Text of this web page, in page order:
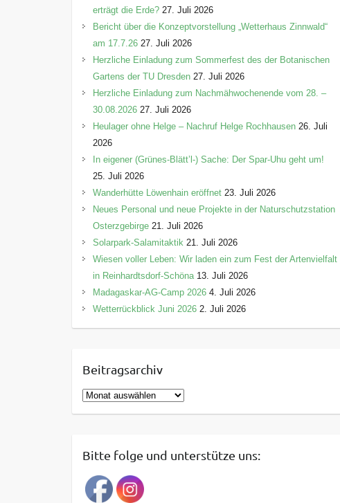
erträgt die Erde? 27. Juli 2026
Bericht über die Konzeptvorstellung „Wetterhaus Zinnwald“
am 17.7.26 27. Juli 2026
Herzliche Einladung zum Sommerfest des der Botanischen
Gartens der TU Dresden 27. Juli 2026
Herzliche Einladung zum Nachmähwochenende vom 28. –
30.08.2026 27. Juli 2026
Heulager ohne Helge – Nachruf Helge Rochhausen 26. Juli
2026
In eigener (Grünes-Blätt’l-) Sache: Der Spar-Uhu geht um!
25. Juli 2026
Wanderhütte Löwenhain eröffnet 23. Juli 2026
Neues Personal und neue Projekte in der Naturschutzstation
Osterzgebirge 21. Juli 2026
Solarpark-Salamitaktik 21. Juli 2026
Wiesen voller Leben: Wir laden ein zum Fest der Artenvielfalt
in Reinhardtsdorf-Schöna 13. Juli 2026
Madagaskar-AG-Camp 2026 4. Juli 2026
Wetterrückblick Juni 2026 2. Juli 2026
Beitragsarchiv
B
e
r
g
Bitte folge und unterstütze uns: